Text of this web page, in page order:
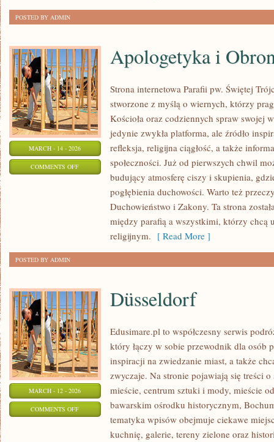
POSTED BY ADMIN
MARCH - 14 - 2026
COMMENTS OFFON
APOLOGETYKA
Apologetyka i
Strona internetowa Parafii pw. Świętej
stworzone z myślą o wiernych, którzy
Kościoła oraz codziennych spraw swojej
jedynie zwykła platforma, ale źródło
refleksja, religijna ciągłość, a także
społeczności. Już od pierwszych chwil
budujący atmosferę ciszy i skupienia,
pogłębienia duchowości. Warto też
Duchowieństwo i Zakony. Ta strona
między parafią a wszystkimi, którzy chcą
religijnym. [ Read More ]
POSTED BY ADMIN
MARCH - 12 - 2026
COMMENTS OFFON
DÜSSELDORF
Düsseldorf
Edusimare.pl to współczesny serwis
który łączy w sobie przewodnik dla osób
inspiracji na zwiedzanie miast, a także
zwyczaje. Na stronie pojawiają się treści
mieście, centrum sztuki i mody, mieście
bawarskim ośrodku historycznym,
tematyka wpisów obejmuje ciekawe
kuchnię, galerie, tereny zielone oraz